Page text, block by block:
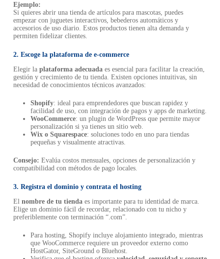
Ejemplo:
Si quieres abrir una tienda de artículos para mascotas, puedes
empezar con juguetes interactivos, bebederos automáticos y
accesorios de uso diario. Estos productos tienen alta demanda y
permiten fidelizar clientes.
2. Escoge la plataforma de e-commerce
Elegir la plataforma adecuada es esencial para facilitar la creación,
gestión y crecimiento de tu tienda. Existen opciones intuitivas, sin
necesidad de conocimientos técnicos avanzados:
Shopify: ideal para emprendedores que buscan rapidez y
facilidad de uso, con integración de pagos y apps de marketing.
WooCommerce: un plugin de WordPress que permite mayor
personalización si ya tienes un sitio web.
Wix o Squarespace: soluciones todo en uno para tiendas
pequeñas y visualmente atractivas.
Consejo: Evalúa costos mensuales, opciones de personalización y
compatibilidad con métodos de pago locales.
3. Registra el dominio y contrata el hosting
El nombre de tu tiendaes importante para tu identidad de marca.
Elige un dominio fácil de recordar, relacionado con tu nicho y
preferiblemente con terminación “.com”.
Para hosting, Shopify incluye alojamiento integrado, mientras
que WooCommerce requiere un proveedor externo como
HostGator, SiteGround o Bluehost.